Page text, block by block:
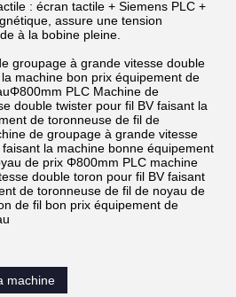
: écran tactile + Siemens PLC +
assure une tension
à la bobine pleine.
groupage à grande vitesse double
machine bon prix équipement de
PLC Machine de
double twister pour fil BV faisant la
de toronneuse de fil de
de groupage à grande vitesse
la machine bonne équipement
de prix Φ800mm PLC machine
double toron pour fil BV faisant
de toronneuse de fil de noyau de
de fil bon prix équipement de
machine